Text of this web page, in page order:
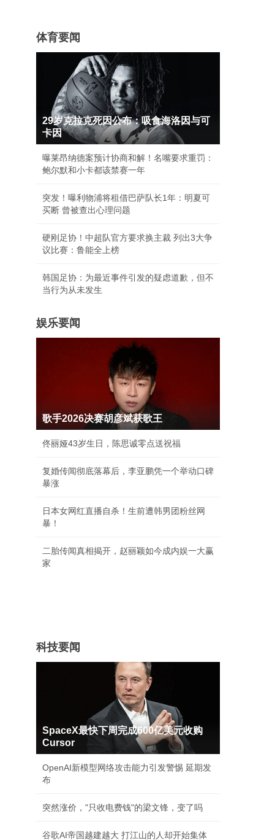
体育要闻
29岁克拉克死因公布：吸食海洛因与可
卡因
曝莱昂纳德案预计协商和解！名嘴要求重罚：
鲍尔默和小卡都该禁赛一年
突发！曝利物浦将租借巴萨队长1年：明夏可
买断 曾被查出心理问题
硬刚足协！中超队官方要求换主裁 列出3大争
议比赛：鲁能全上榜
韩国足协：为最近事件引发的疑虑道歉，但不
当行为从未发生
娱乐要闻
歌手2026决赛胡彦斌获歌王
佟丽娅43岁生日，陈思诚零点送祝福
复婚传闻彻底落幕后，李亚鹏凭一个举动口碑
暴涨
日本女网红直播自杀！生前遭韩男团粉丝网
暴！
二胎传闻真相揭开，赵丽颖如今成内娱一大赢
家
科技要闻
SpaceX最快下周完成600亿美元收购
Cursor
OpenAI新模型网络攻击能力引发警惕 延期发
布
突然涨价，"只收电费钱"的梁文锋，变了吗
谷歌AI帝国越建越大 打江山的人却开始集体